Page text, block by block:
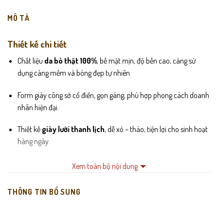
MÔ TẢ
Thiết kế chi tiết
Chất liệu da bò thật 100%, bề mặt mịn, độ bền cao, càng sử
dụng càng mềm và bóng đẹp tự nhiên.
Form giày công sở cổ điển, gọn gàng, phù hợp phong cách doanh
nhân hiện đại.
Thiết kế giày lười thanh lịch, dễ xỏ – tháo, tiện lợi cho sinh hoạt
hàng ngày.
Mũi giày bo tròn vừa phải, giúp dáng giày gọn gàng, tôn form bàn
Lót trong êm ái, thoáng khí, hạn chế hầm bí khi mang lâu.
Xem toàn bộ nội dung
THÔNG TIN BỔ SUNG